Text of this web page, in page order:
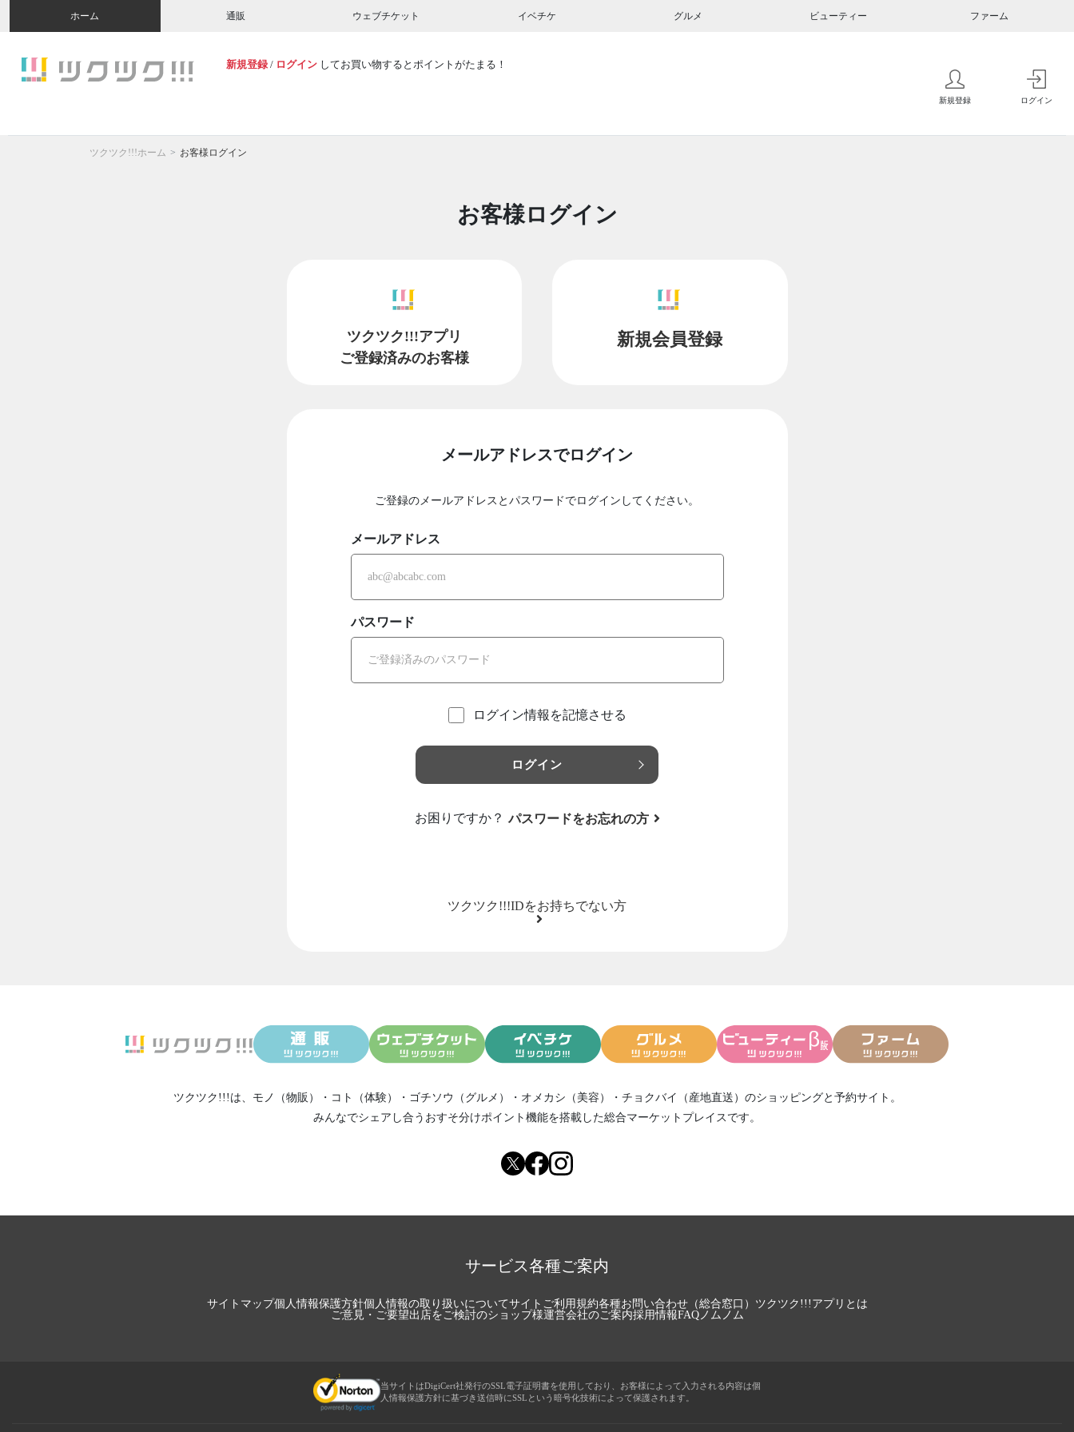
ホーム 通販 ウェブチケット イベチケ グルメ ビューティー ファーム
新規登録 / ログイン してお買い物するとポイントがたまる！
新規登録 ログイン
ツクツク!!!ホーム お客様ログイン
お客様ログイン
ツクツク!!!アプリ
ご登録済みのお客様
新規会員登録
メールアドレスでログイン
ご登録のメールアドレスとパスワードでログインしてください。
メールアドレス
パスワード
ログイン情報を記憶させる
ログイン
お困りですか？ パスワードをお忘れの方
ツクツク!!!IDをお持ちでない方
ツクツク!!!は、 モノ（物販） ・ コト（体験） ・ ゴチソウ（グルメ） ・ オメカシ（美容） ・ チョクバイ（産地直送） のショッピングと予約サイト。
みんなでシェアし合う おすそ分けポイント機能を搭載した総合マーケットプレイスです。
サービス各種ご案内
サイトマップ個人情報保護方針個人情報の取り扱いについてサイトご利用規約各種お問い合わせ（総合窓口） ツクツク!!!アプリとは
ご意見・ご要望出店をご検討のショップ様運営会社のご案内採用情報FAQノムノム
当サイトはDigiCert社発行のSSL電子証明書を使用しており、お客様によって入力される内容は個
人情報保護方針に基づき送信時にSSLという暗号化技術によって保護されます。